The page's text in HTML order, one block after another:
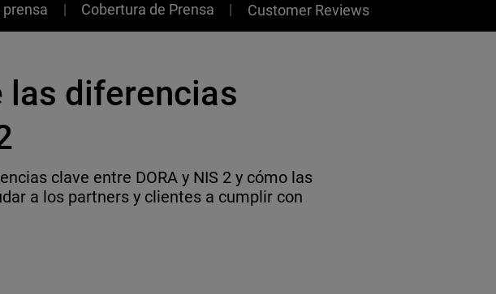
Cobertura de Prensa Customer Reviews
las diferencias
clave entre DORA y NIS 2 y cómo las
a los partners y clientes a cumplir con